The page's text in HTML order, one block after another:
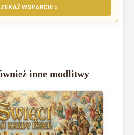
WSPARCIE »
inne modlitwy